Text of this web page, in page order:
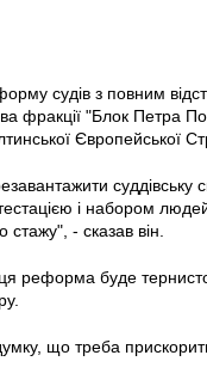
судів з повним
фракції "Блок Петра
Європейської
суддівську
і набором
- сказав він.
реформа буде
що треба